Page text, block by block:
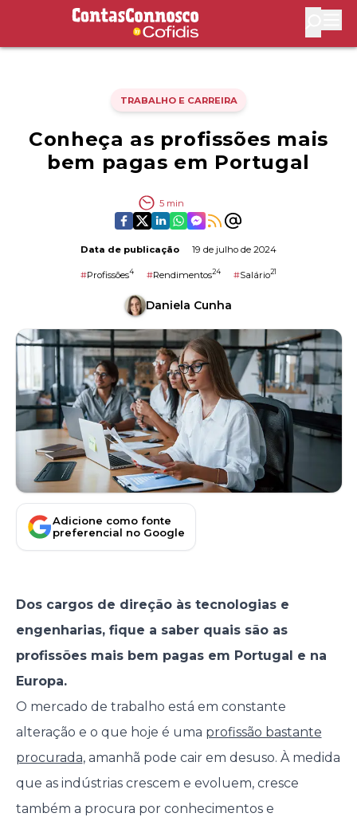
Contas Connosco by Cofidis
TRABALHO E CARREIRA
Conheça as profissões mais
bem pagas em Portugal
5 min
Data de publicação 19 de julho de 2024
#Profissões4 #Rendimentos24 #Salário21
Daniela Cunha
Adicione como fonte
preferencial no Google
Dos cargos de direção às tecnologias e
engenharias, fique a saber quais são as
profissões mais bem pagas em Portugal e na
Europa.
O mercado de trabalho está em constante
alteração e o que hoje é uma profissão bastante
procurada, amanhã pode cair em desuso. À medida
que as indústrias crescem e evoluem, cresce
também a procura por conhecimentos e